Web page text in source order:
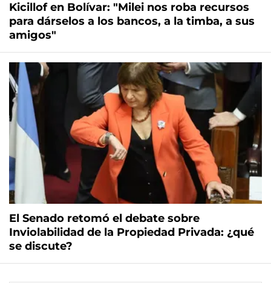
Kicillof en Bolívar: "Milei nos roba recursos
para dárselos a los bancos, a la timba, a sus
amigos"
El Senado retomó el debate sobre
Inviolabilidad de la Propiedad Privada: ¿qué
se discute?